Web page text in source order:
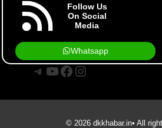
Follow Us
On Social
Media
Whatsapp
Telegram
YouTube
Facebook
Instagram
© 2026 dkkhabar.in• All